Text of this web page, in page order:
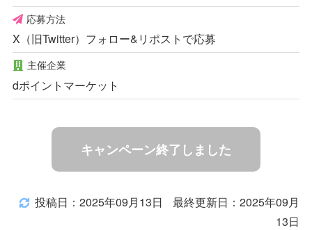
応募方法
X（旧Twitter）フォロー&リポストで応募
主催企業
dポイントマーケット
キャンペーン終了しました
投稿日：2025年09月13日
最終更新日：2025年09月
13日